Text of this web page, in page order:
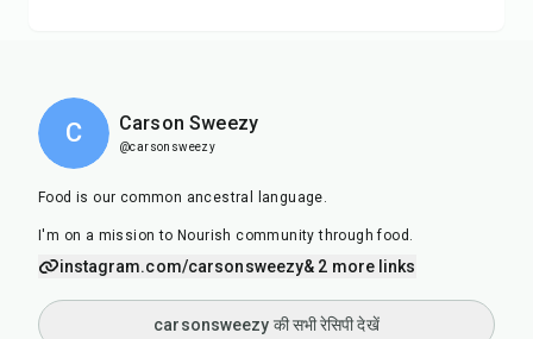
C Carson Sweezy
@carsonsweezy
Food is our common ancestral language.
I'm on a mission to Nourish community through food.
instagram.com/carsonsweezy& 2 more links
carsonsweezy की सभी रेसिपी देखें